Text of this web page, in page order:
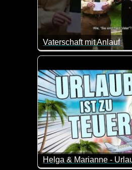
Vaterschaft mit Anlauf
Der Bully Herbig kommt